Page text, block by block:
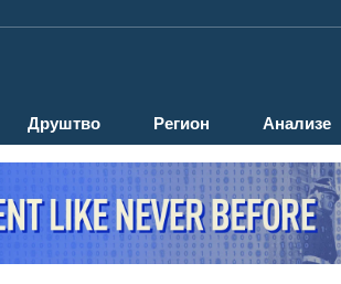
Друштво Регион Анализе